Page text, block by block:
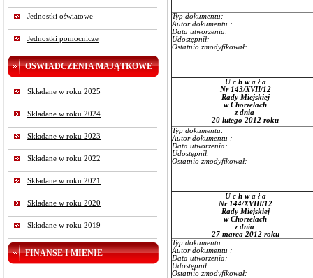
Jednostki oświatowe
Jednostki pomocnicze
OŚWIADCZENIA MAJĄTKOWE
Składane w roku 2025
Składane w roku 2024
Składane w roku 2023
Składane w roku 2022
Składane w roku 2021
Składane w roku 2020
Składane w roku 2019
FINANSE I MIENIE
Typ dokumentu:
Autor dokumentu :
Data utworzenia:
Udostępnił:
Ostatnio zmodyfikował:
U c h w a ł a
Nr 143/XVII/12
Rady Miejskiej
w Chorzelach
z dnia
20 lutego 2012 roku
Typ dokumentu:
Autor dokumentu :
Data utworzenia:
Udostępnił:
Ostatnio zmodyfikował:
U c h w a ł a
Nr 144/XVIII/12
Rady Miejskiej
w Chorzelach
z dnia
27 marca 2012 roku
Typ dokumentu:
Autor dokumentu :
Data utworzenia:
Udostępnił:
Ostatnio zmodyfikował: